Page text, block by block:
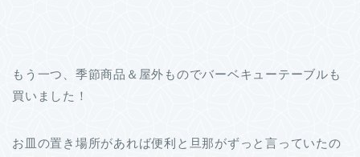
もう一つ、季節商品＆屋外ものでバーベキューテーブルも
買いました！
お皿の置き場所があれば便利と旦那がずっと言っていたの